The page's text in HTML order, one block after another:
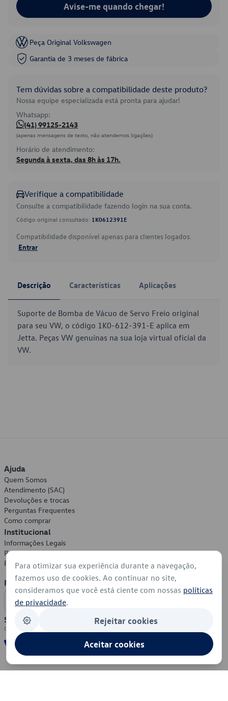
Avise-me quando chegar!
Peça Original Volkswagen
Garantia de 3 meses de fábrica
Tem dúvidas sobre a compatibilidade deste produto?
Nossa equipe especializada está pronta para ajudar!
Whatsapp:
(41) 99125-2143
(apenas mensagens de texto, não atendemos ligações)
Horário de atendimento:
Segunda à sexta, das 8h às 17h.
Verifique a compatibilidade
Consulte a compatibilidade fazendo login na sua conta.
Código original consultado: 1K0612391E
Compatibilidade disponível apenas para clientes logados.
Entrar
Descrição Características Aplicações
Suporte de Bomba de Vácuo de Servo Freio original
para seu VW, o código 1K0-612-391-E aplica em
Jetta. Peças VW genuínas na sua loja virtual oficial da
VW.
Ajuda
Quem Somos
Atendimento (SAC)
Devoluções e trocas
Perguntas Frequentes
Como comprar
Institucional
Informações Legais
Política de Privacidade
Política de Cookies
Formas de Pagamento
Segurança
Para otimizar sua experiência durante a navegação,
fazemos uso de cookies. Ao continuar no site,
consideramos que você está ciente com nossas políticas
de privacidade.
Rejeitar cookies
Aceitar cookies